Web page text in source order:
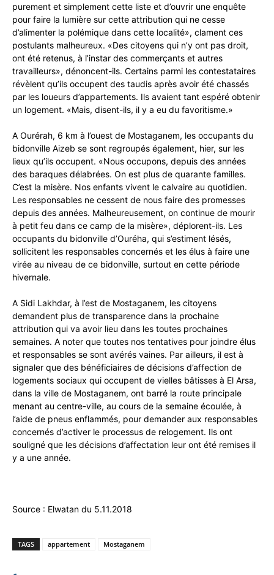
purement et simplement cette liste et d’ouvrir une enquête
pour faire la lumière sur cette attribution qui ne cesse
d’alimenter la polémique dans cette localité», clament ces
postulants malheureux. «Des citoyens qui n’y ont pas droit,
ont été retenus, à l’instar des commerçants et autres
travailleurs», dénoncent-ils. Certains parmi les contestataires
révèlent qu’ils occupent des taudis après avoir été chassés
par les loueurs d’appartements. Ils avaient tant espéré obtenir
un logement. «Mais, disent-ils, il y a eu du favoritisme.»
A Ourérah, 6 km à l’ouest de Mostaganem, les occupants du
bidonville Aizeb se sont regroupés également, hier, sur les
lieux qu’ils occupent. «Nous occupons, depuis des années
des baraques délabrées. On est plus de quarante familles.
C’est la misère. Nos enfants vivent le calvaire au quotidien.
Les responsables ne cessent de nous faire des promesses
depuis des années. Malheureusement, on continue de mourir
à petit feu dans ce camp de la misère», déplorent-ils. Les
occupants du bidonville d’Ouréha, qui s’estiment lésés,
sollicitent les responsables concernés et les élus à faire une
virée au niveau de ce bidonville, surtout en cette période
hivernale.
A Sidi Lakhdar, à l’est de Mostaganem, les citoyens
demandent plus de transparence dans la prochaine
attribution qui va avoir lieu dans les toutes prochaines
semaines. A noter que toutes nos tentatives pour joindre élus
et responsables se sont avérés vaines. Par ailleurs, il est à
signaler que des bénéficiaires de décisions d’affection de
logements sociaux qui occupent de vielles bâtisses à El Arsa,
dans la ville de Mostaganem, ont barré la route principale
menant au centre-ville, au cours de la semaine écoulée, à
l’aide de pneus enflammés, pour demander aux responsables
concernés d’activer le processus de relogement. Ils ont
souligné que les décisions d’affectation leur ont été remises il
y a une année.
Source : Elwatan du 5.11.2018
TAGS appartement Mostaganem